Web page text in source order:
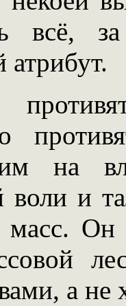
всё,
на
воли и
масс. Он
а не